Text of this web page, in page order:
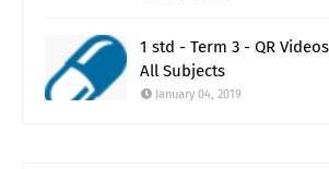
1 std - Term 3 - QR
All Subjects
January 04, 2019